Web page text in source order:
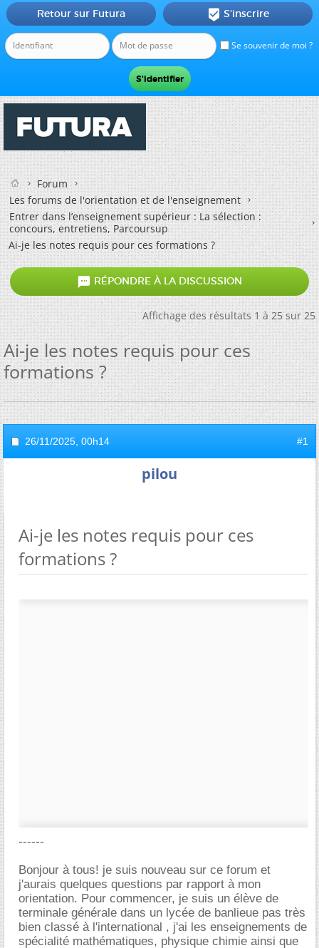
Se souvenir de moi ?
Retour sur Futura  S'inscrire
Forum
Les forums de l'orientation et de l'enseignement
Entrer dans l’enseignement supérieur : La sélection :
concours, entretiens, Parcoursup
Ai-je les notes requis pour ces formations ?
 RÉPONDRE À LA DISCUSSION
Affichage des résultats 1 à 25 sur 25
Ai-je les notes requis pour ces
formations ?
26/11/2025, 00h14 #1
pilou
Ai-je les notes requis pour ces
formations ?
------
Bonjour à tous! je suis nouveau sur ce forum et
j'aurais quelques questions par rapport à mon
orientation. Pour commencer, je suis un élève de
terminale générale dans un lycée de banlieue pas très
bien classé à l'international , j'ai les enseignements de
spécialité mathématiques, physique chimie ainsi que